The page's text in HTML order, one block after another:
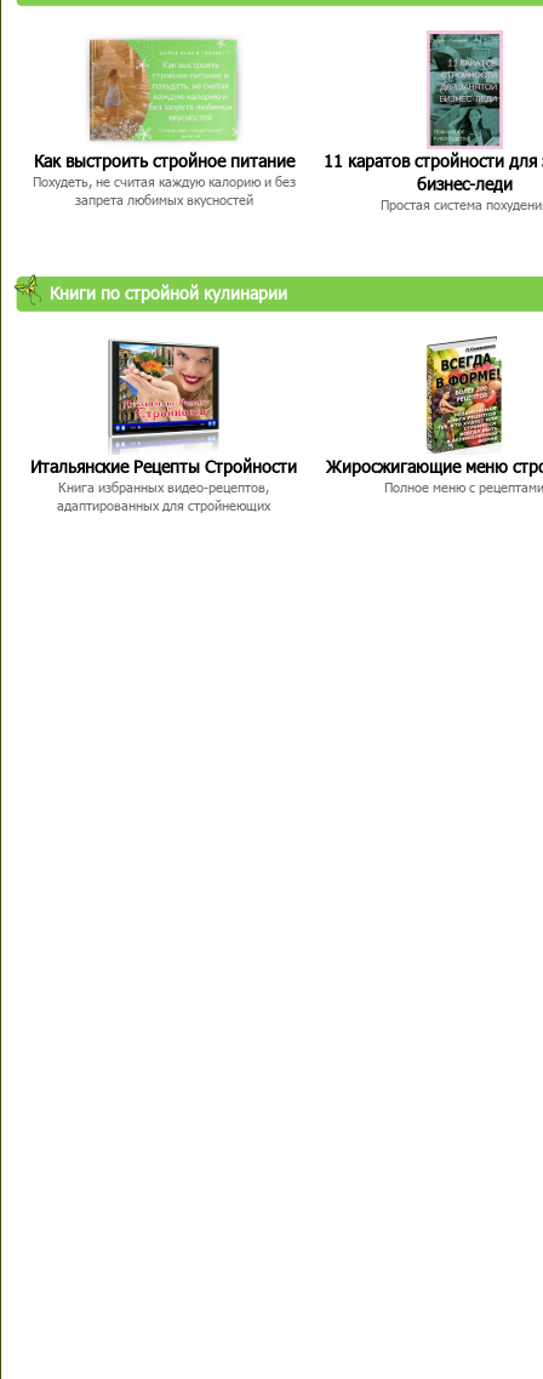
Как выстроить стройное питание
Похудеть, не считая каждую калорию и без
запрета любимых вкусностей
11 каратов стройности для
бизнес-леди
Простая система
Книги по стройной кулинарии
Итальянские Рецепты Стройности
Книга избранных видео-рецептов,
адаптированных для стройнеющих
Жиросжигающие меню
Полное меню с рецептами